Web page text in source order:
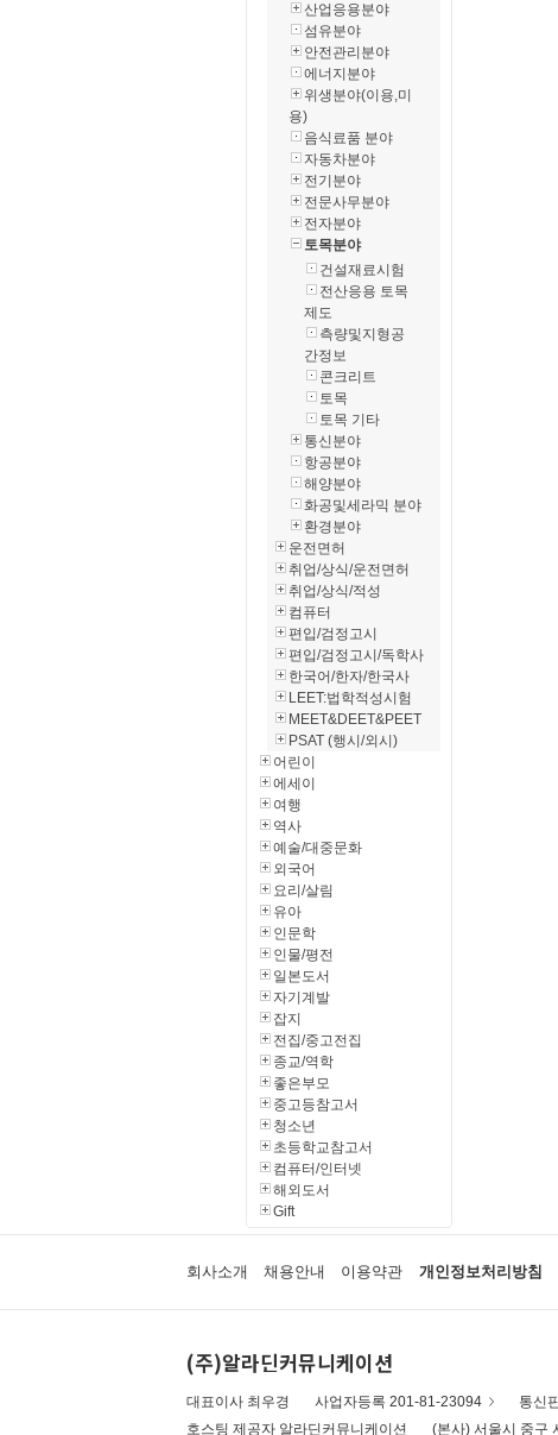
산업응용분야
섬유분야
안전관리분야
에너지분야
위생분야(이용,미
용)
음식료품 분야
자동차분야
전기분야
전문사무분야
전자분야
토목분야
건설재료시험
전산응용 토목
제도
측량및지형공
간정보
콘크리트
토목
토목 기타
통신분야
항공분야
해양분야
화공및세라믹 분야
환경분야
운전면허
취업/상식/운전면허
취업/상식/적성
컴퓨터
편입/검정고시
편입/검정고시/독학사
한국어/한자/한국사
LEET:법학적성시험
MEET&DEET&PEET
PSAT (행시/외시)
어린이
에세이
여행
역사
예술/대중문화
외국어
요리/살림
유아
인문학
인물/평전
일본도서
자기계발
잡지
전집/중고전집
종교/역학
좋은부모
중고등참고서
청소년
초등학교참고서
컴퓨터/인터넷
해외도서
Gift
회사소개 채용안내 이용약관 개인정보처리방침
(주)알라딘커뮤니케이션
대표이사 최우경 사업자등록 201-81-23094 통신
호스팅 제공자 알라딘커뮤니케이션
(본사) 서울시 중구